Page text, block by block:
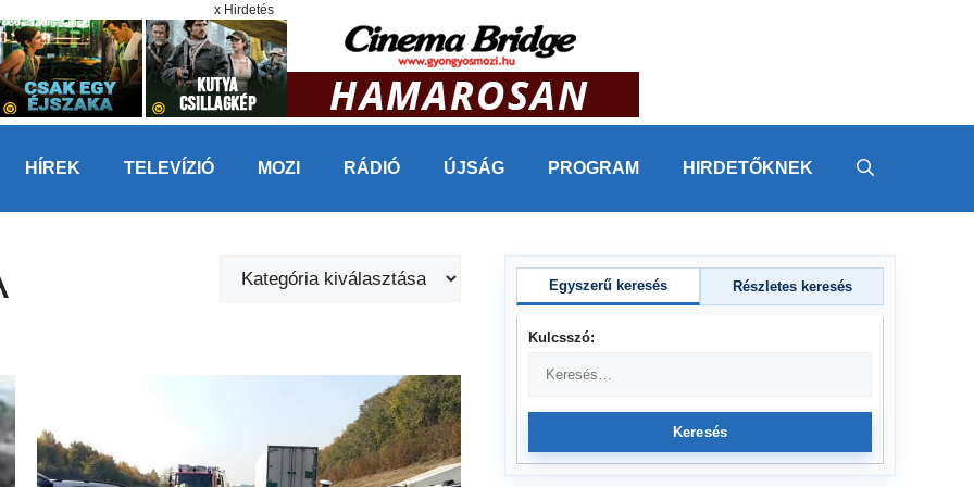
x Hirdetés
HÍREK TELEVÍZIÓ MOZI RÁDIÓ ÚJSÁG PROGRAM HIRDETŐKNEK
Kategóriák
Egyszerű keresés Részletes keresés
Kulcsszó:
Keresés